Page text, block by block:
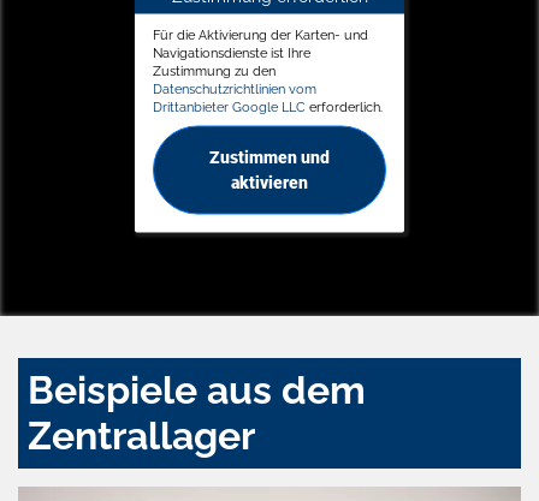
Für die Aktivierung der Karten- und
Navigationsdienste ist Ihre
Zustimmung zu den
Datenschutzrichtlinien vom
Drittanbieter Google LLC erforderlich.
Zustimmen und
aktivieren
Beispiele aus dem
Zentrallager